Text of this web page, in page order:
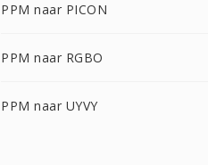
PPM naar PICON
PPM naar RGBO
PPM naar UYVY